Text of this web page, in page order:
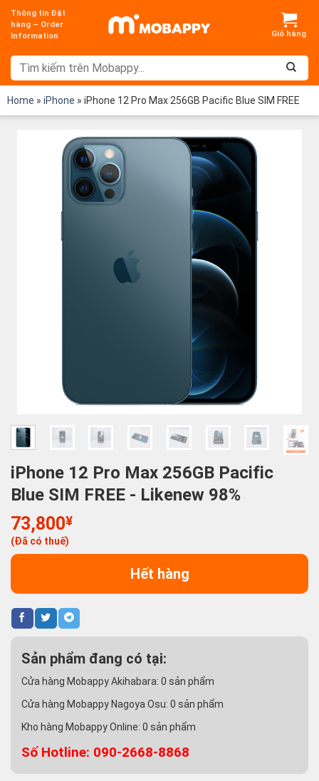
Chuyển
đến
dung
Thông tin Đặt
hàng – Order
Information
Home » iPhone » iPhone 12 Pro Max 256GB Pacific Blue SIM FREE
iPhone 12 Pro Max 256GB Pacific
Blue SIM FREE - Likenew 98%
73,800¥
(Đã có thuế)
Hết hàng
Sản phẩm đang có tại:
Cửa hàng Mobappy Akihabara: 0 sản phẩm
Cửa hàng Mobappy Nagoya Osu: 0 sản phẩm
Kho hàng Mobappy Online: 0 sản phẩm
Số Hotline: 090-2668-8868